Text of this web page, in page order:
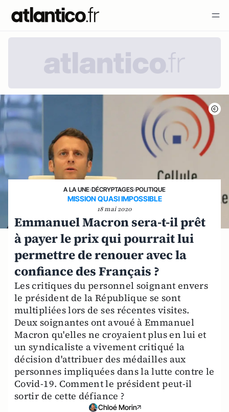
A LA UNE›DÉCRYPTAGES›POLITIQUE
MISSION QUASI IMPOSSIBLE
18 mai 2020
Emmanuel Macron sera-t-il prêt
à payer le prix qui pourrait lui
permettre de renouer avec la
confiance des Français ?
Les critiques du personnel soignant envers
le président de la République se sont
multipliées lors de ses récentes visites.
Deux soignantes ont avoué à Emmanuel
Macron qu'elles ne croyaient plus en lui et
un syndicaliste a vivement critiqué la
décision d'attribuer des médailles aux
personnes impliquées dans la lutte contre le
Covid-19. Comment le président peut-il
sortir de cette défiance ?
Chloé Morin